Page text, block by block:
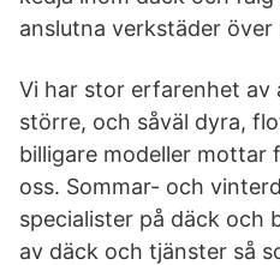
anslutna verkstäder över
Vi har stor erfarenhet av
större, och såväl dyra,
billigare modeller mottar
oss. Sommar- och
specialister på däck och
av däck och tjänster så